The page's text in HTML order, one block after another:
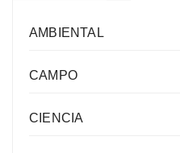
AMBIENTAL
CAMPO
CIENCIA